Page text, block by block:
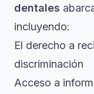
dentales
incluyendo:
El derecho a
discriminación
Acceso a